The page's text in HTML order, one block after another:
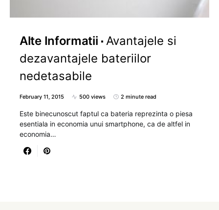
Alte Informatii Avantajele si
dezavantajele bateriilor
nedetasabile
February 11, 2015 500 views 2 minute read
Este binecunoscut faptul ca bateria reprezinta o piesa
esentiala in economia unui smartphone, ca de altfel in
economia…